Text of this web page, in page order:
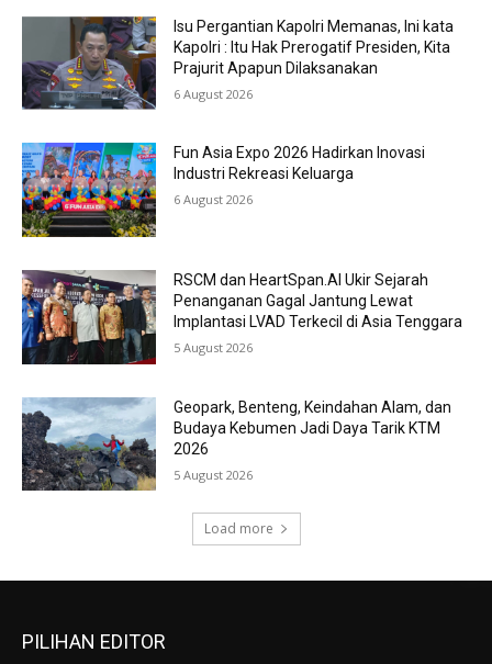
Isu Pergantian Kapolri Memanas, Ini kata
Kapolri : Itu Hak Prerogatif Presiden, Kita
Prajurit Apapun Dilaksanakan
6 August 2026
Fun Asia Expo 2026 Hadirkan Inovasi
Industri Rekreasi Keluarga
6 August 2026
RSCM dan HeartSpan.AI Ukir Sejarah
Penanganan Gagal Jantung Lewat
Implantasi LVAD Terkecil di Asia Tenggara
5 August 2026
Geopark, Benteng, Keindahan Alam, dan
Budaya Kebumen Jadi Daya Tarik KTM
2026
5 August 2026
Load more
PILIHAN EDITOR